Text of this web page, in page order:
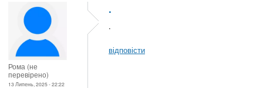
Рома (не
перевірено)
13 Липень, 2025 - 22:22
.
.
відповісти